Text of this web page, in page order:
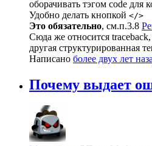
оборачивать тэгом code для
Удобно делать кнопкой </>
Это обязательно, см.п.3.8
Сюда же относится
другая структурированная
Написано более двух лет
Почему выдает